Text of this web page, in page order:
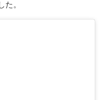
た。